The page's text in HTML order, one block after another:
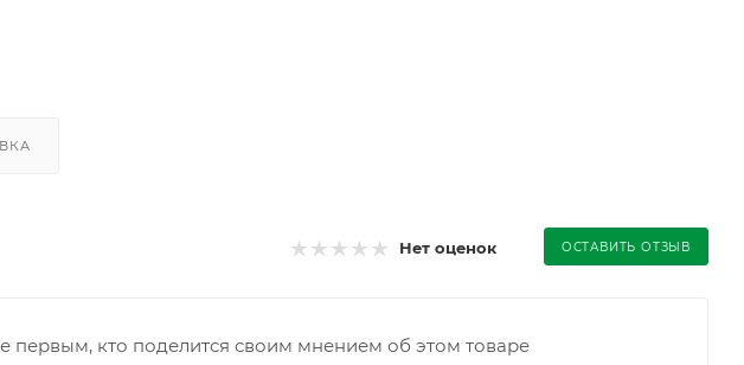
Нет оценок ОСТАВИТЬ ОТЗЫВ
первым, кто поделится своим мнением об этом товаре